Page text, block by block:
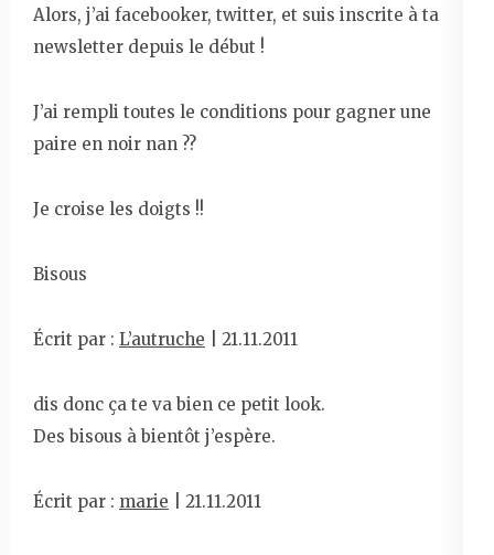
Alors, j’ai facebooker, twitter, et suis inscrite à ta
newsletter depuis le début !
J’ai rempli toutes le conditions pour gagner une
paire en noir nan ??
Je croise les doigts !!
Bisous
Écrit par : L’autruche | 21.11.2011
dis donc ça te va bien ce petit look.
Des bisous à bientôt j’espère.
Écrit par : marie | 21.11.2011